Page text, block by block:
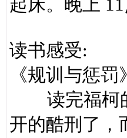
起床。晚上
读书感受:
《规训与惩罚》
读完福柯的
开的酷刑了，